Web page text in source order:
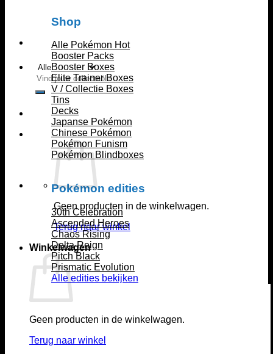
Zoeken
naar:
Geen producten in de winkelwagen.
Terug naar winkel
Winkelwagen
Geen producten in de winkelwagen.
Terug naar winkel
Shop
Alle Pokémon
Booster Packs
Booster Boxes
Elite Trainer Boxes
V / Collectie Boxes
Tins
Decks
Japanse Pokémon
Chinese Pokémon
Pokémon Funism
Pokémon Blindboxes
Pokémon edities
30th Celebration
Ascended Heroes
Chaos Rising
Delta Reign
Pitch Black
Prismatic Evolution
Alle edities bekijken